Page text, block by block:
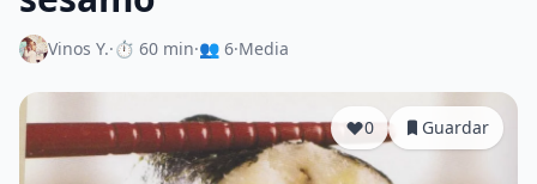
Vinos Y.·⏱ 60 min·👥 6·Media
0 Guardar